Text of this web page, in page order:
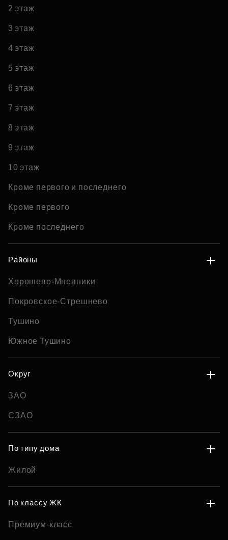
2 этаж
3 этаж
4 этаж
5 этаж
6 этаж
7 этаж
8 этаж
9 этаж
10 этаж
Кроме первого и последнего
Кроме первого
Кроме последнего
Районы
Хорошево-Мневники
Покровское-Стрешнево
Тушино
Южное Тушино
Округ
ЗАО
СЗАО
По типу дома
Жилой
По классу ЖК
Премиум-класс